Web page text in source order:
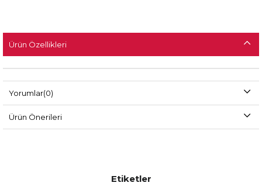
Ürün Özellikleri
Yorumlar(0)
Ürün Önerileri
Etiketler